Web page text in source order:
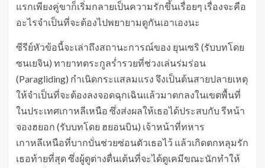
แรกเพียงคู่ขาก็เริ่มกลายเป็นความรักขึ้นเรื่อยๆ เรื่องจะคือ
อะไรจำเป็นที่จะต้องไปพยายามดูกันเอาเองนะ
ซีรีย์หัวข้อนี้จะเล่าถึงสถานะการณ์ของ ยุนเซริ (รับบทโดย
ซนเยจิน) ทายาทตระกูลร่ำรวยที่ช่วงเล่นร่มร่อน
(Paragliding) กำเนิดกระแสลมแรง จึงเป็นต้นสายปลายเหตุ
ให้จำเป็นที่จะต้องลงจอดฉุกเฉินแล้วมาตกลงในเขตพื้นที่
ในประเทศเกาหลีเหนือ ซึ่งส่งผลให้เธอได้ประสบกับ รีหน้า
จองฮยอก (รับบทโดย ฮยอนบิน) เจ้าหน้าที่ทหาร
เกาหลีเหนือที่บากบั่นช่วยซ่อนตัวเธอไว้ แล้วเกิดตกหลุมรัก
เธอท้ายที่สุด ซึ่งผู้ดูต่างตื่นเต้นที่จะได้ดูเคมีขณะนักทำให้